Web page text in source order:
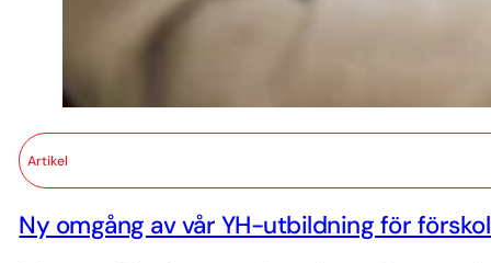
Artikel
Ny omgång av vår YH-utbildning för